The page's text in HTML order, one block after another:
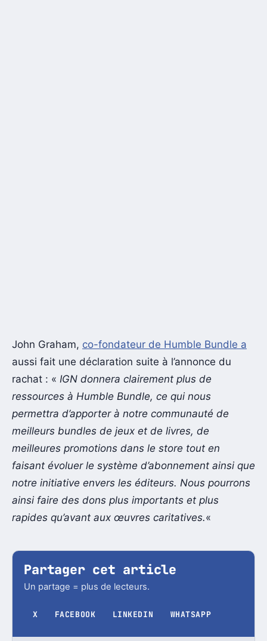
John Graham, co-fondateur de Humble Bundle a
aussi fait une déclaration suite à l’annonce du
rachat : « IGN donnera clairement plus de
ressources à Humble Bundle, ce qui nous
permettra d’apporter à notre communauté de
meilleurs bundles de jeux et de livres, de
meilleures promotions dans le store tout en
faisant évoluer le système d’abonnement ainsi que
notre initiative envers les éditeurs. Nous pourrons
ainsi faire des dons plus importants et plus
rapides qu’avant aux œuvres caritatives.«
Partager cet article
Un partage = plus de lecteurs.
X FACEBOOK LINKEDIN WHATSAPP